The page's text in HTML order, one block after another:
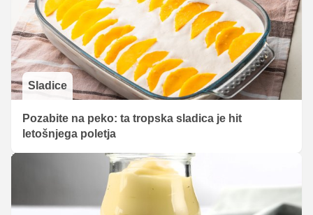
Sladice
Pozabite na peko: ta tropska sladica je hit
letošnjega poletja